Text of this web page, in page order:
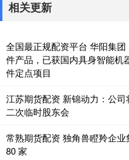
相关更新
全国最正规配资平台 华阳集
件产品，已获国内具身智能机
件定点项目
江苏期货配资 新锦动力：公
二次临时股东会
常熟期货配资 独角兽瞪羚企
80 家